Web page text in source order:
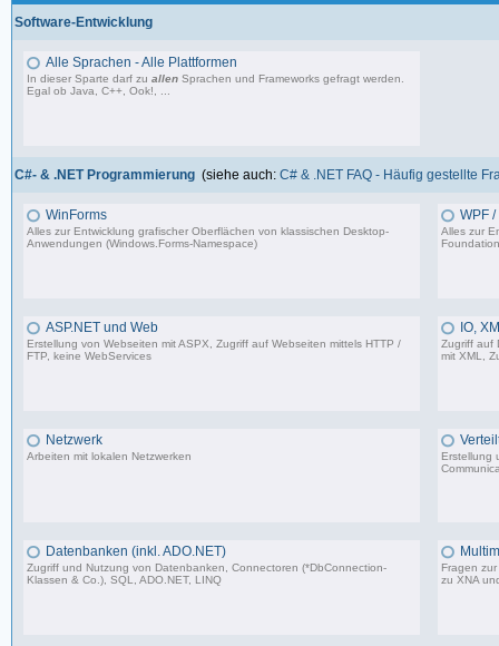
Software-Entwicklung
Alle Sprachen - Alle Plattformen
In dieser Sparte darf zuallen Sprachen und Frameworks gefragt werden.
Egal ob Java, C++, Ook!, ...
C#- & .NET Programmierung (siehe auch: C# & .NET FAQ - Häufig gestellte
WinForms
Alles zur Entwicklung grafischer Oberflächen von klassischen Desktop-
Anwendungen (Windows.Forms-Namespace)
WPF
Alles zur
ASP.NET und Web
Erstellung von Webseiten mit ASPX, Zugriff auf Webseiten mittels HTTP /
FTP, keine WebServices
IO,
Zugriff auf
mit XML,
Netzwerk
Arbeiten mit lokalen Netzwerken
Erstellung
Datenbanken (inkl. ADO.NET)
Zugriff und Nutzung von Datenbanken, Connectoren (*DbConnection-
Klassen & Co.), SQL, ADO.NET, LINQ
Fragen
zu XNA